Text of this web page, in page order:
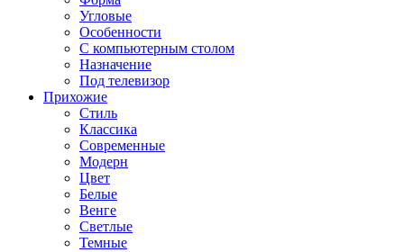
Угловые
Особенности
С компьютерным столом
Назначение
Под телевизор
Прихожие
Стиль
Классика
Современные
Модерн
Цвет
Белые
Венге
Светлые
Темные